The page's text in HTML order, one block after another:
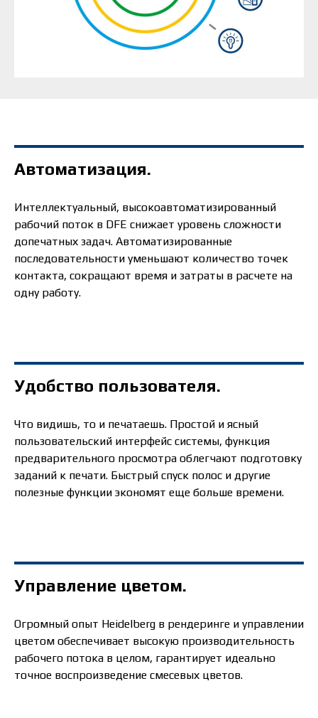
Автоматизация.
Интеллектуальный, высокоавтоматизированный
рабочий поток в DFE снижает уровень сложности
допечатных задач. Автоматизированные
последовательности уменьшают количество точек
контакта, сокращают время и затраты в расчете на
одну работу.
Удобство пользователя.
Что видишь, то и печатаешь. Простой и ясный
пользовательский интерфейс системы, функция
предварительного просмотра облегчают подготовку
заданий к печати. Быстрый спуск полос и другие
полезные функции экономят еще больше времени.
Управление цветом.
Огромный опыт Heidelberg в рендеринге и управлении
цветом обеспечивает высокую производительность
рабочего потока в целом, гарантирует идеально
точное воспроизведение смесевых цветов.